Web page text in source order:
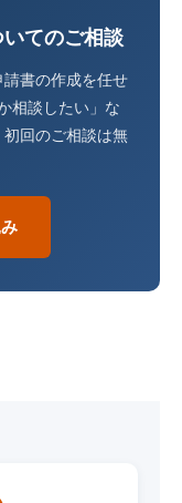
てのご相談
請書の作成を任せ
相談したい」な
回のご相談は無